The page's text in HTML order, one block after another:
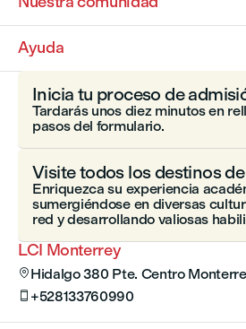
Ayuda
LCI Monterrey
 Hidalgo 380 Pte. Centro
 +528133760990
Inicia tu proceso de
Tardarás unos diez minutos en
pasos del formulario.
Visite todos los destinos
Enriquezca su experiencia
sumergiéndose en diversas
red y desarrollando valiosas